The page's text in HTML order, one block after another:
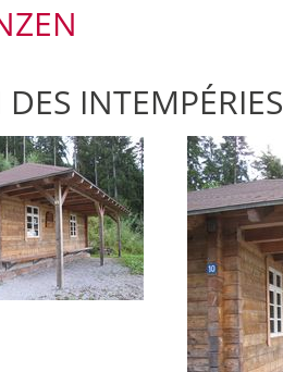
INTEMPÉRIES